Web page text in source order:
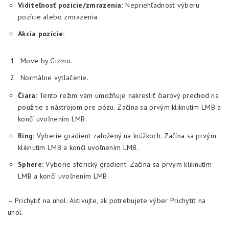
Viditeľnosť pozície/zmrazenia: Nepriehľadnosť výberu
pozície alebo zmrazenia.
Akcia pozície:
Move by Gizmo.
Normálne vytlačenie.
Čiara:Tento režim vám umožňuje nakresliť čiarový prechod na
použitie s nástrojom pre pózu. Začína sa prvým kliknutím LMB a
končí uvoľnením LMB.
Ring: Vyberie gradient založený na krúžkoch. Začína sa prvým
kliknutím LMB a končí uvoľnením LMB.
Sphere: Vyberie sférický gradient. Začína sa prvým kliknutím
LMB a končí uvoľnením LMB.
– Prichytiť na uhol: Aktivujte, ak potrebujete výber Prichytiť na
uhol.